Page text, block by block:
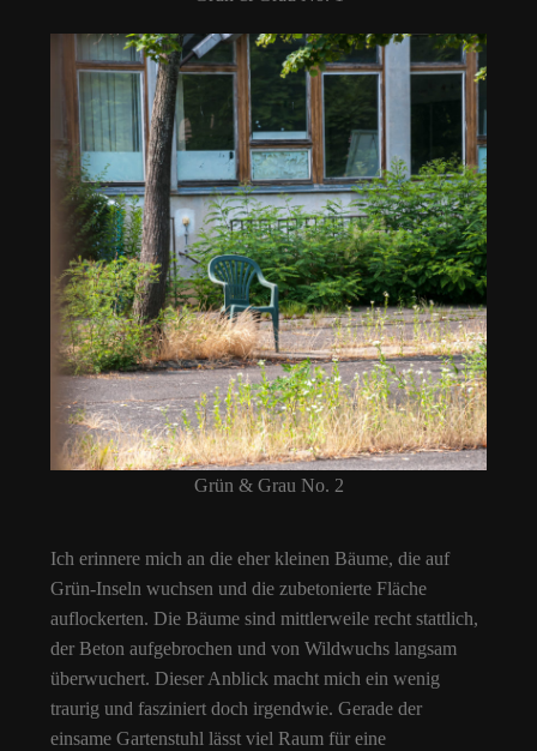
Grün & Grau No. 2
Ich erinnere mich an die eher kleinen Bäume, die auf
Grün-Inseln wuchsen und die zubetonierte Fläche
auflockerten. Die Bäume sind mittlerweile recht stattlich,
der Beton aufgebrochen und von Wildwuchs langsam
überwuchert. Dieser Anblick macht mich ein wenig
traurig und fasziniert doch irgendwie. Gerade der
einsame Gartenstuhl lässt viel Raum für eine